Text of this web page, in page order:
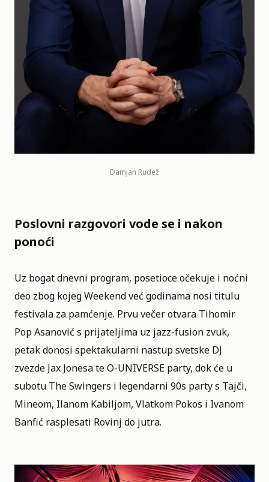
Damjan Rudež
Poslovni razgovori vode se i nakon
ponoći
Uz bogat dnevni program, posetioce očekuje i noćni
deo zbog kojeg Weekend već godinama nosi titulu
festivala za pamćenje. Prvu večer otvara Tihomir
Pop Asanović s prijateljima uz jazz-fusion zvuk,
petak donosi spektakularni nastup svetske DJ
zvezde Jax Jonesa te O-UNIVERSE party, dok će u
subotu The Swingers i legendarni 90s party s Tajči,
Mineom, Ilanom Kabiljom, Vlatkom Pokos i Ivanom
Banfić rasplesati Rovinj do jutra.